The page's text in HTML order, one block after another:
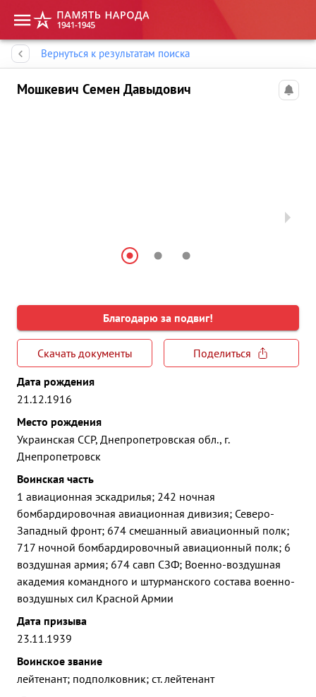
Вернуться к результатам поиска
Мошкевич Семен Давыдович
Благодарю за подвиг!
Скачать документы
Поделиться
Дата рождения
21.12.1916
Место рождения
Украинская ССР, Днепропетровская обл., г.
Днепропетровск
Воинская часть
1 авиационная эскадрилья; 242 ночная
бомбардировочная авиационная дивизия; Северо-
Западный фронт; 674 смешанный авиационный полк;
717 ночной бомбардировочный авиационный полк; 6
воздушная армия; 674 савп СЗФ; Военно-воздушная
академия командного и штурманского состава военно-
воздушных сил Красной Армии
Дата призыва
23.11.1939
Воинское звание
лейтенант; подполковник; ст. лейтенант
Память народа